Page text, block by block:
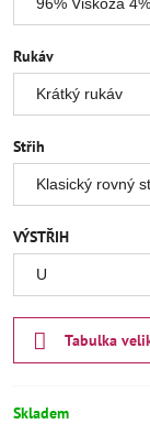
Rukáv
Střih
VÝSTŘIH
Tabulka
Skladem